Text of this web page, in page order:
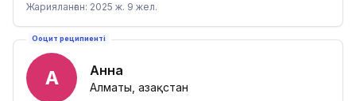
Жарияланған: 2025 ж. 9 жел.
Ооцит реципиенті
А Анна
Алматы, Қазақстан